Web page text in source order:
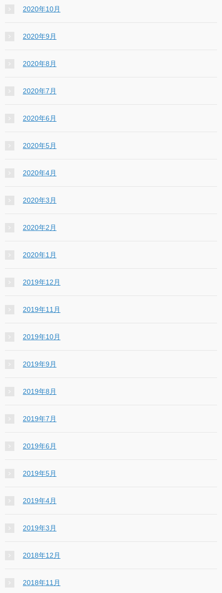
2020年10月
2020年9月
2020年8月
2020年7月
2020年6月
2020年5月
2020年4月
2020年3月
2020年2月
2020年1月
2019年12月
2019年11月
2019年10月
2019年9月
2019年8月
2019年7月
2019年6月
2019年5月
2019年4月
2019年3月
2018年12月
2018年11月